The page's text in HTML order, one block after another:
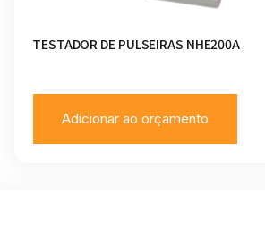
TESTADOR DE PULSEIRAS NHE200A
Adicionar ao orçamento